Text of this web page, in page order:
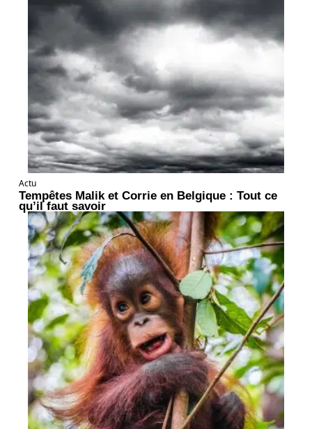
Actu
Tempêtes Malik et Corrie en Belgique : Tout ce
qu’il faut savoir